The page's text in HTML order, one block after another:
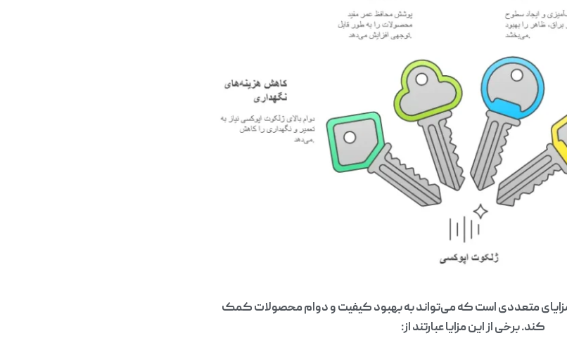
مزایای متعددی است که می‌تواند به بهبود کیفیت و دوام محصولات کمک
کند. برخی از این مزایا عبارتند از: